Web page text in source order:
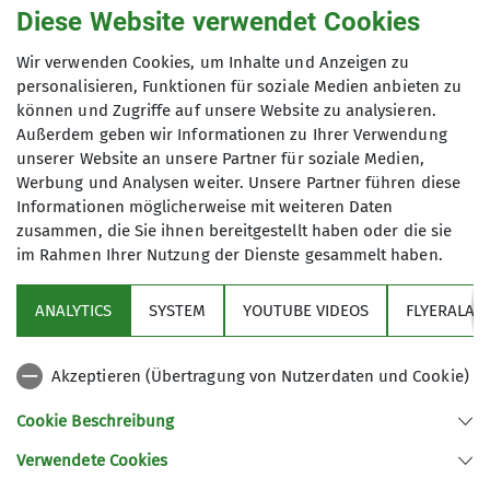
Siemens Balanstraße sind wir seit
innerhalb des Deutschen
Alpenvereins:DAV Sektion
Bergfreunde München e.V.
Im Jahr 2009 haben wir unsere Hütte,
das Spitzsteinhaus in den Chiemgauer
Alpen übernommen.
Wir sind eine sehr aktive Sektion mit
einer stattlichen Anzahl von
Bergtouren jeglicher Couleur
(Bergwanderungen, Hochtouren,
Skitouren, Ski-Langlauf, Klettertouren,
Klettersteige und mehr). Siehe
bieten wir für unseren Mitgliedern
umfangreiche
Anmeldung bis
18.02.2025
Programm
News
Diese Website verwendet Cookies
Wir verwenden Cookies, um Inhalte und Anzeigen zu
personalisieren, Funktionen für soziale Medien anbieten zu
können und Zugriffe auf unsere Website zu analysieren.
Außerdem geben wir Informationen zu Ihrer Verwendung
unserer Website an unsere Partner für soziale Medien,
Werbung und Analysen weiter. Unsere Partner führen diese
Informationen möglicherweise mit weiteren Daten
zusammen, die Sie ihnen bereitgestellt haben oder die sie
im Rahmen Ihrer Nutzung der Dienste gesammelt haben.
ANALYTICS SYSTEM YOUTUBE VIDEOS
Akzeptieren (Übertragung von Nutzerdaten und Cookie)
Cookie Beschreibung
Verwendete Cookies